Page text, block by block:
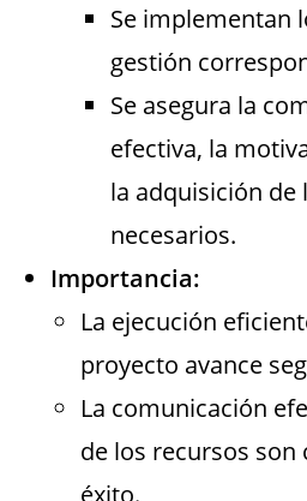
Se implementan
gestión
Se asegura la
efectiva, la
la adquisición de
necesarios.
Importancia:
La ejecución
proyecto avance
La comunicación
de los recursos son